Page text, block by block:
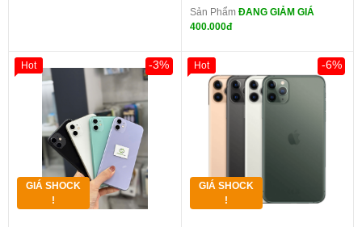
Sản Phẩm ĐANG GIẢM GIÁ
400.000đ
GIÁ SHOCK
!
-3%
Hot
GIÁ SHOCK
!
-6%
Hot